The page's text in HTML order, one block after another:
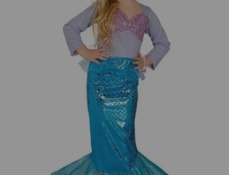
¡Adelante! Te estabamos esperando.
CREAR CUENTA